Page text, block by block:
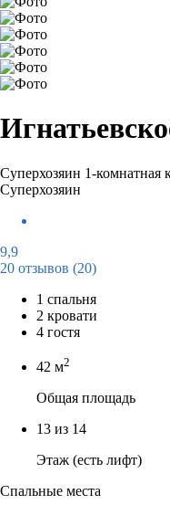
Суперхозяин 1-комнатная
Суперхозяин
9,9
20 отзывов (20)
1 спальня
2 кровати
4 гостя
42 м2
Общая площадь
13 из 14
Этаж (есть лифт)
Спальные места